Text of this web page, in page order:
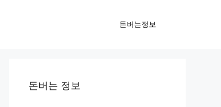
돈버는정보
돈버는 정보